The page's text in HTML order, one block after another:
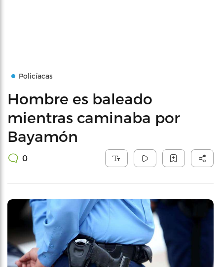
Policíacas
Hombre es baleado
mientras caminaba por
Bayamón
0